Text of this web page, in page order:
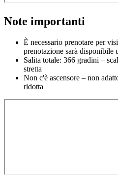
Note importanti
È necessario prenotare per
prenotazione sarà disponibile
Salita totale: 366 gradini –
stretta
Non c'è ascensore – non
ridotta